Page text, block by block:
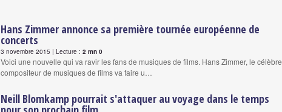
Hans Zimmer annonce sa première tournée européenne de
concerts
3 novembre 2015 | Lecture : 2 mn 0
Voici une nouvelle qui va ravir les fans de musiques de films. Hans Zimmer, le célèbre
compositeur de musiques de films va faire u…
Neill Blomkamp pourrait s'attaquer au voyage dans le temps